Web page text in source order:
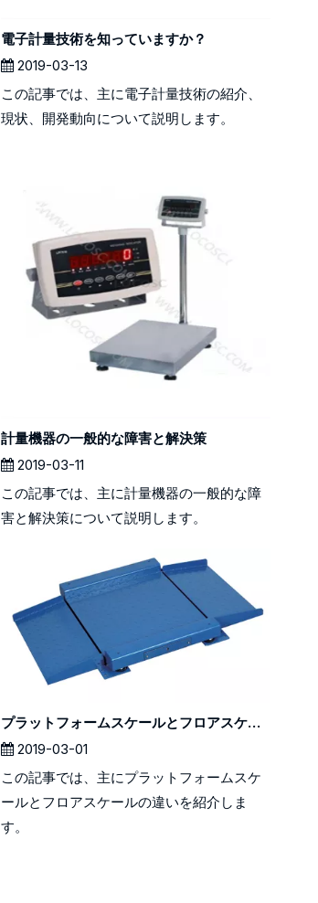
電子計量技術を知っていますか？
2019-03-13
この記事では、主に電子計量技術の紹介、
現状、開発動向について説明します。
計量機器の一般的な障害と解決策
2019-03-11
この記事では、主に計量機器の一般的な障
害と解決策について説明します。
プラットフォームスケールとフロアスケールの違いを知っていますか？
2019-03-01
この記事では、主にプラットフォームスケ
ールとフロアスケールの違いを紹介しま
す。